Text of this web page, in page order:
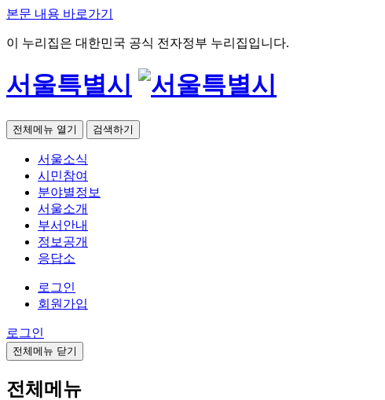
본문 내용 바로가기
이 누리집은 대한민국 공식 전자정부 누리집입니다.
서울특별시
전체메뉴 열기 검색하기
서울소식
시민참여
분야별정보
서울소개
부서안내
정보공개
응답소
로그인
회원가입
로그인
전체메뉴 닫기
전체메뉴